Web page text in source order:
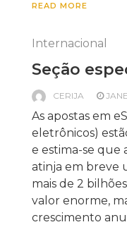
READ MORE
Internacional
Seção
CERIJA
As apostas em
eletrônicos)
e estima-se que
atinja em breve
mais de 2
valor enorme,
crescimento